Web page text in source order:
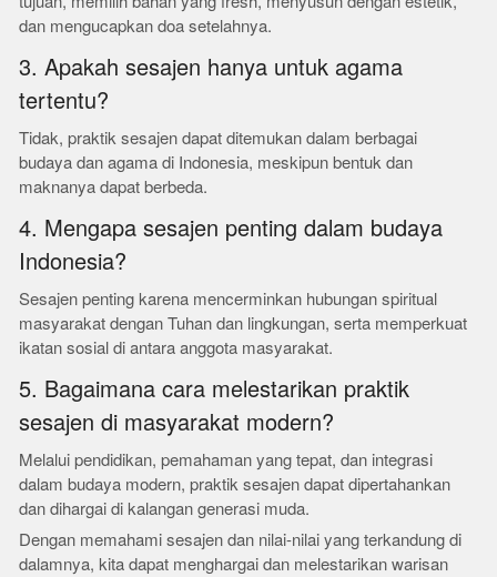
dan mengucapkan doa setelahnya.
3. Apakah sesajen hanya untuk agama
tertentu?
Tidak, praktik sesajen dapat ditemukan dalam berbagai
budaya dan agama di Indonesia, meskipun bentuk dan
maknanya dapat berbeda.
4. Mengapa sesajen penting dalam budaya
Indonesia?
Sesajen penting karena mencerminkan hubungan spiritual
masyarakat dengan Tuhan dan lingkungan, serta memperkuat
ikatan sosial di antara anggota masyarakat.
5. Bagaimana cara melestarikan praktik
sesajen di masyarakat modern?
Melalui pendidikan, pemahaman yang tepat, dan integrasi
dalam budaya modern, praktik sesajen dapat dipertahankan
dan dihargai di kalangan generasi muda.
Dengan memahami sesajen dan nilai-nilai yang terkandung di
dalamnya, kita dapat menghargai dan melestarikan warisan